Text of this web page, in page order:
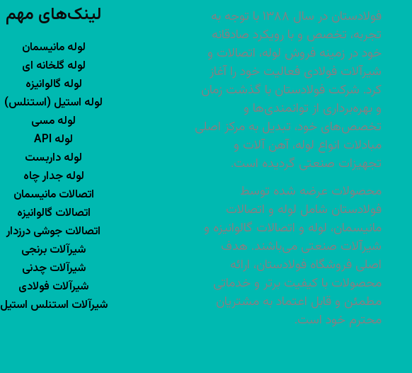
فولادستان در سال ۱۳۸۸ با توجه به
تجربه، تخصص و با رویکرد صادقانه
خود در زمینه فروش لوله، اتصالات و
شیرآلات فولادی فعالیت خود را آغاز
کرد. شرکت فولادستان با گذشت زمان
و بهره‌برداری از توانمندی‌ها و
تخصص‌های خود، تبدیل به مرکز اصلی
مبادلات انواع لوله، آهن آلات و
تجهیزات صنعتی گردیده است.
محصولات عرضه شده توسط
فولادستان شامل لوله و اتصالات
مانیسمان، لوله و اتصالات گالوانیزه و
شیرآلات صنعتی می‌باشند. هدف
اصلی فروشگاه فولادستان، ارائه
محصولات با کیفیت برتر و خدماتی
مطمئن و قابل اعتماد به مشتریان
محترم خود است.
لینک‌های مهم
لوله مانیسمان
لوله گلخانه ای
لوله گالوانیزه
لوله استیل (استنلس)
لوله مسی
لوله API
لوله داربست
لوله جدار چاه
اتصالات مانیسمان
اتصالات گالوانیزه
اتصالات جوشی درزدار
شیرآلات برنجی
شیرآلات چدنی
شیرآلات فولادی
شیرآلات استنلس استیل